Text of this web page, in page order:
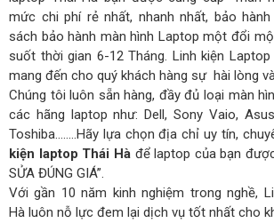
mức chi phí rẻ nhất, nhanh nhất, bảo
sách bảo hành màn hình Laptop một đổi
suốt thời gian 6-12 Tháng. Linh kiện
mang đến cho quý khách hàng sự hài lòng
Chúng tôi luôn sẵn hàng, đầy đủ loại màn
các hãng laptop như: Dell, Sony Vaio,
Toshiba……..Hãy lựa chọn địa chỉ uy tín,
kiện laptop Thái Hàđể laptop của bạn được
SỬA ĐÚNG GIÁ”.
Với gần 10 năm kinh nghiệm trong nghề,
Hà luôn nỗ lực đem lại dịch vụ tốt nhất cho